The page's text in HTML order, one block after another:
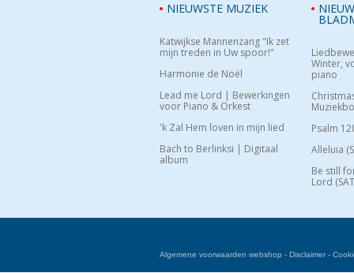
NIEUWSTE MUZIEK
Katwijkse Mannenzang "Ik zet
mijn treden in Uw spoor!"
Harmonie de Noël
Lead me Lord | Bewerkingen
voor Piano & Orkest
'k Zal Hem loven in mijn lied
Bach to Berlinksi | Digitaal
album
Winter,
piano
Psalm
Alleluia
Be still
Lord
Algemene voorwaarden webshop - Disclaimer-